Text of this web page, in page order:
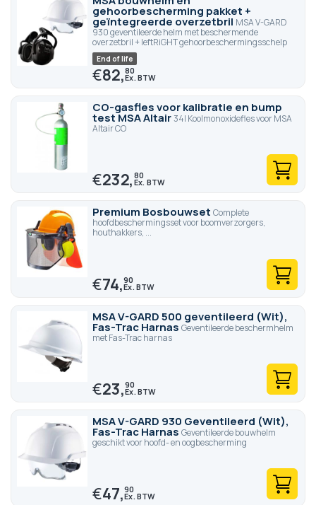
gehoorbescherming pakket +
geïntegreerde overzetbril MSA V-GARD
930 geventileerde helm met beschermende
overzetbril + leftRiGHT gehoorbeschermingsschelp
End of life
€82,80
CO-gasfles voor kalibratie en bump
test MSA Altair34l Koolmonoxidefles voor MSA
Altair CO
€232,80
Premium Bosbouwset Complete
hoofdbeschermingsset voor boomverzorgers,
houthakkers, ...
€74,90
MSA V-GARD 500 geventileerd (Wit),
Fas-Trac Harnas Geventileerde beschermhelm
met Fas-Trac harnas
€23,90
MSA V-GARD 930 Geventileerd (Wit),
Fas-Trac Harnas Geventileerde bouwhelm
geschikt voor hoofd- en oogbescherming
€47,90